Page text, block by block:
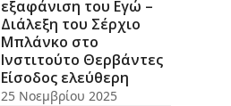
εξαφάνιση του Εγώ –
Διάλεξη του Σέρχιο
Μπλάνκο στο
Ινστιτούτο Θερβάντες
Είσοδος ελεύθερη
25 Νοεμβρίου 2025